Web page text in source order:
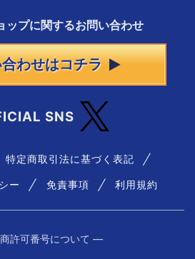
ップに関するお問い合わせ
わせはコチラ
SNS
特定商取引法に基づく表記
ー 免責事項 利用規約
許可番号について ―